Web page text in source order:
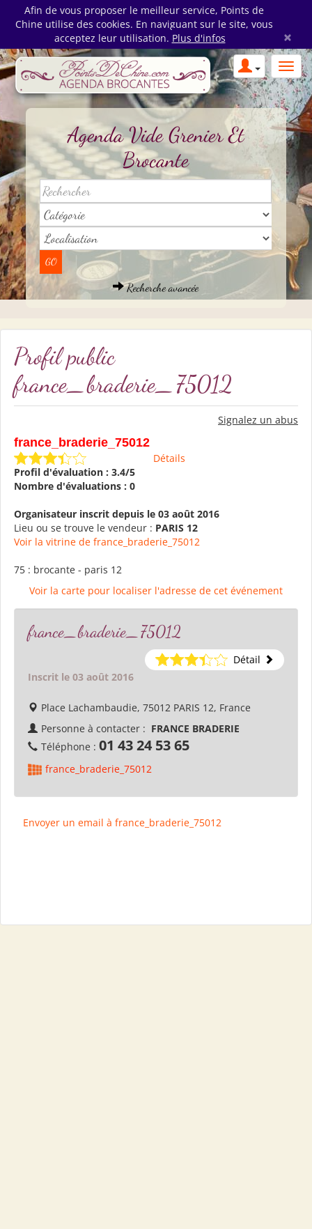
Afin de vous proposer le meilleur service, Points de
Chine utilise des cookies. En naviguant sur le site, vous
acceptez leur utilisation. Plus d'infos ×
Agenda Vide Grenier Et
Brocante
Recherche avancée
Profil public
france_braderie_75012
Signalez un abus
france_braderie_75012
Détails
Profil d'évaluation : 3.4/5
Nombre d'évaluations : 0
Organisateur inscrit depuis le 03 août 2016
Lieu ou se trouve le vendeur : PARIS 12
Voir la vitrine de france_braderie_75012
75 : brocante - paris 12
Voir la carte pour localiser l'adresse de cet événement
france_braderie_75012
Détail
Inscrit le 03 août 2016
Place Lachambaudie, 75012 PARIS 12, France
Personne à contacter : FRANCE BRADERIE
Téléphone : 01 43 24 53 65
france_braderie_75012
Envoyer un email à france_braderie_75012